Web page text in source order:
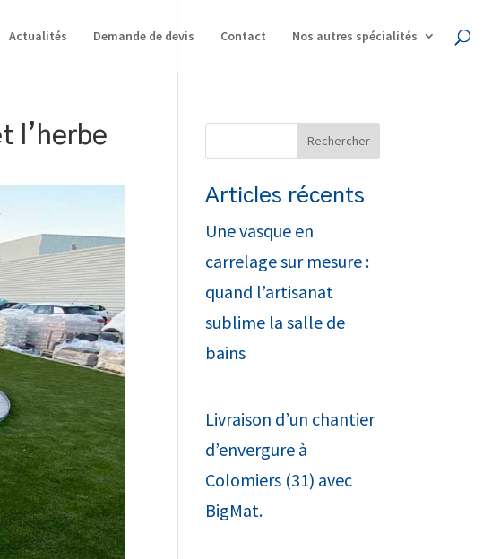
Actualités Demande de devis Contact Nos autres spécialités
l’herbe
Articles récents
Une vasque en
carrelage sur mesure :
quand l’artisanat
sublime la salle de
bains
Livraison d’un chantier
d’envergure à
Colomiers (31) avec
BigMat.